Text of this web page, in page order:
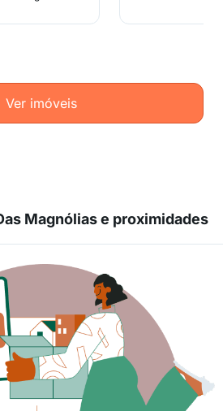
Ver imóveis
Magnólias e proximidades